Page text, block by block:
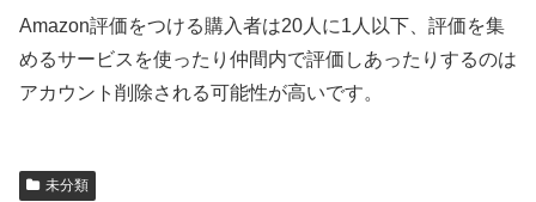
Amazon評価をつける購入者は20人に1人以下、評価を集
めるサービスを使ったり仲間内で評価しあったりするのは
アカウント削除される可能性が高いです。
未分類